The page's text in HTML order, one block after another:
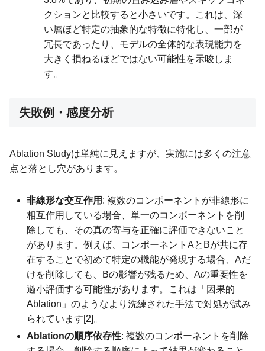
クションと比較すると小さいです。これは、深
い層ほど特定の抽象的な特徴に特化し、一部が
冗長であったり、モデルの全体的な表現能力を
大きく損ねるほどではない可能性を示唆しま
す。
失敗例・感度分析
Ablation Studyは単純に見えますが、実施には多くの注意
点と落とし穴があります。
非線形な交互作用 : 複数のコンポーネントが非線形に
相互作用している場合、単一のコンポーネントを削
除しても、その真の寄与を正確に評価できないこと
があります。例えば、コンポーネントAとBが共に存
在することで初めて特定の機能が発現する場合、Aだ
けを削除しても、Bの影響が残るため、Aの重要性を
過小評価する可能性があります。これは「因果的
Ablation」のようなより洗練された手法で対処が試み
られています[2]。
Ablationの順序依存性: 複数のコンポーネントを削除